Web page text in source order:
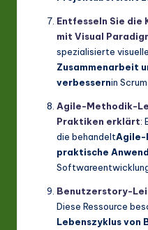
Entfesseln Sie die
mit Visual
spezialisierte
Zusammenarbeit
verbessernin
Agile-Methodik-
Praktiken erklärt:
die behandeltAgile-
praktische
Benutzerstory-
Diese Ressource
Lebenszyklus von